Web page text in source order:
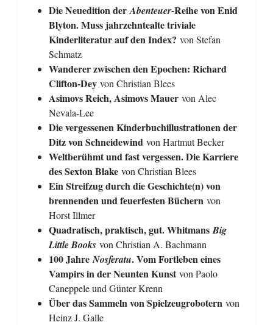
Die Neuedition derAbenteuer-Reihe von Enid
Blyton. Muss jahrzehntealte triviale
Kinderliteratur auf den Index? von Stefan
Schmatz
Wanderer zwischen den Epochen: Richard
Clifton-Dey von Christian Blees
Asimovs Reich, Asimovs Mauer von Alec
Nevala-Lee
Die vergessenen Kinderbuchillustrationen der
Ditz von Schneidewind von Hartmut Becker
Weltberühmt und fast vergessen. Die Karriere
des Sexton Blake von Christian Blees
Ein Streifzug durch die Geschichte(n) von
brennenden und feuerfesten Büchern von
Horst Illmer
Quadratisch, praktisch, gut. WhitmansBig
Little Books von Christian A. Bachmann
100 JahreNosferatu. Vom Fortleben eines
Vampirs in der Neunten Kunst von Paolo
Caneppele und Günter Krenn
Über das Sammeln von Spielzeugrobotern von
Heinz J. Galle